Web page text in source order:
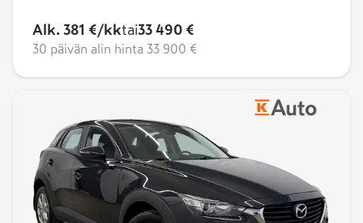
saatavilla etuvedon lisäksi myös nelivetoisena
versiona. Turbodieselmoottorilla varustettu Mazda6
farmari pääsee kulutuksessa alimmillaan 4,3 litraan
Taloudellisilla polttoainekustannuksilla sekä tilavalla
520-1664 litran tavaratilalla farmariversio sopii
erinomaisesti esimerkiksi perheautoksi.
K-Auton laajasta valikoimasta löytyyMazda-
Alk. 381 €/kktai33 490 €
30 päivän alin hinta 33 900 €